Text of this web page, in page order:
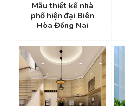
Mẫu thiết kế nhà
phố hiện đại Biên
Hòa Đồng Nai